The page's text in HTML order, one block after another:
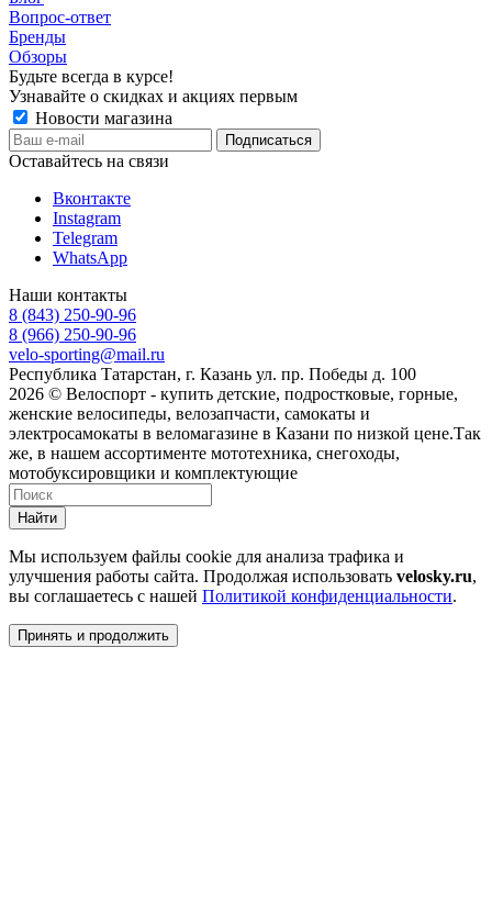
Вопрос-ответ
Бренды
Обзоры
Будьте всегда в курсе!
Узнавайте о скидках и акциях первым
Новости магазина
Оставайтесь на связи
Вконтакте
Instagram
Telegram
WhatsApp
Наши контакты
8 (843) 250-90-96
8 (966) 250-90-96
velo-sporting@mail.ru
Республика Татарстан, г. Казань ул. пр. Победы д. 100
2026 © Велоспорт - купить детские, подростковые, горные,
женские велосипеды, велозапчасти, самокаты и
электросамокаты в веломагазине в Казани по низкой цене.Так
же, в нашем ассортименте мототехника, снегоходы,
мотобуксировщики и комплектующие
Найти
Мы используем файлы cookie для анализа трафика и
улучшения работы сайта. Продолжая использовать velosky.ru,
вы соглашаетесь с нашей Политикой конфиденциальности.
Принять и продолжить